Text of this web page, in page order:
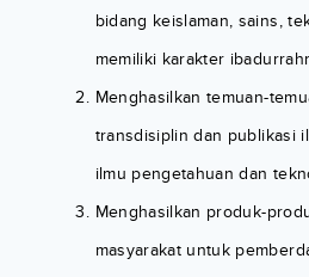
bidang keislaman, sains,
memiliki karakter
Menghasilkan temuan-
transdisiplin dan publikasi
ilmu pengetahuan dan
Menghasilkan produk-
masyarakat untuk